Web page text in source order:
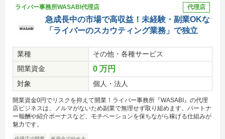
ライバー事務所WASABI代理店 代理店
急成長中の市場で高収益！未経験・副業OKな
「ライバーのスカウティング業務」で独立
業種
その他・各種サービス
開業資金
0 万円
対象 個人・法人
開業資金0円でリスクを抑えて開業！ライバー事務所『WASABI』の代理
店ビジネスは、ノルマがないため副業で無理せず取り組めます。パートナ
ー報酬や紹介ボーナスなど、モチベーションを保ちながら稼げる仕組みが
魅力です。